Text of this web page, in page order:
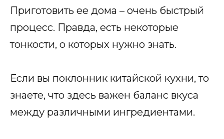
Приготовить ее дома – очень быстрый
процесс. Правда, есть некоторые
тонкости, о которых нужно знать.
Если вы поклонник китайской кухни, то
знаете, что здесь важен баланс вкуса
между различными ингредиентами.